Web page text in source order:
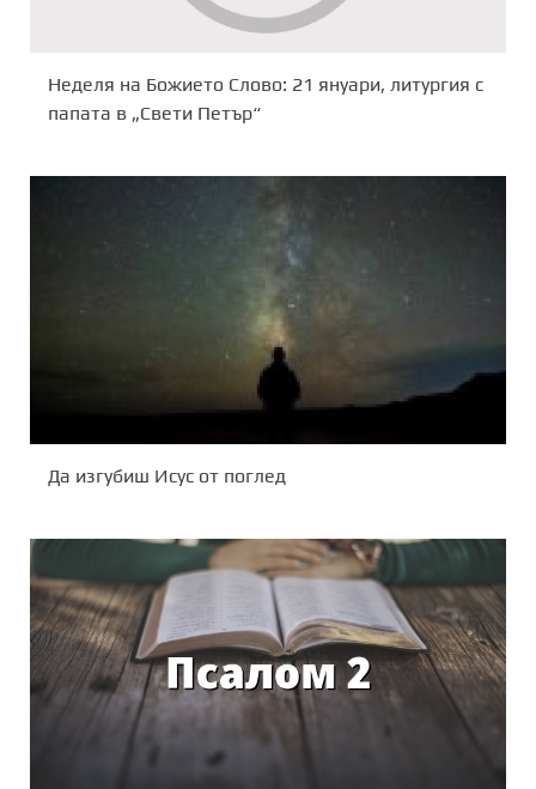
Неделя на Божието Слово: 21 януари, литургия с
папата в „Свети Петър“
Да изгубиш Исус от поглед